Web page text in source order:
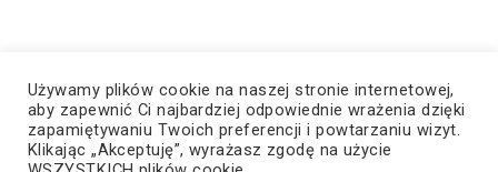
© Copyright 2023, Wszelkie prawa zastrzeżone
Używamy plików cookie na naszej stronie internetowej,
aby zapewnić Ci najbardziej odpowiednie wrażenia dzięki
zapamiętywaniu Twoich preferencji i powtarzaniu wizyt.
Klikając „Akceptuję”, wyrażasz zgodę na użycie